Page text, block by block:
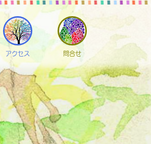
アクセス 問合せ